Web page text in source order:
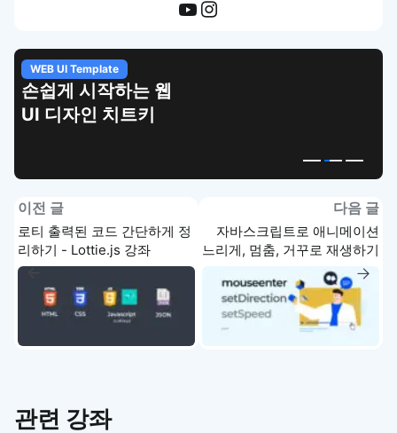
WEB UI Template
손쉽게 시작하는 웹
UI 디자인 치트키
이전 글
로티 출력된 코드 간단하게 정
리하기 - Lottie.js 강좌
다음 글
자바스크립트로 애니메이션
느리게, 멈춤, 거꾸로 재생하기
- Lottie.js 강좌
관련 강좌